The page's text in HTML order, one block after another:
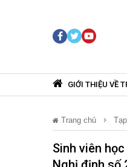
GIỚI THIỆU VỀ
Trang chủ
Sinh viên